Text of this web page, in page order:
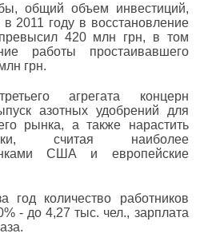
общий объем инвестиций,
2011 году в восстановление
420 млн грн, в том
работы простаивавшего
грн.
агрегата концерн
азотных удобрений для
рынка, а также нарастить
считая наиболее
США и европейские
год количество работников
- до 4,27 тыс. чел., зарплата